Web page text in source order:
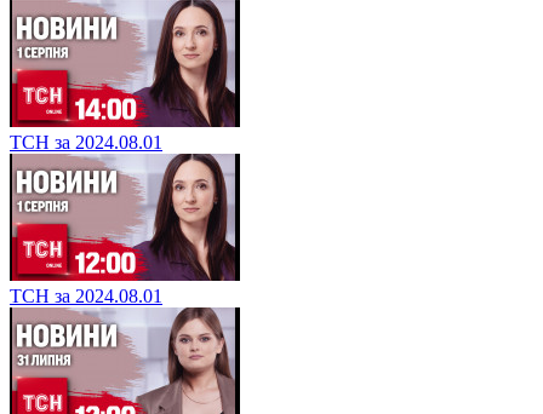
ТСН за 2024.08.01
ТСН за 2024.08.01